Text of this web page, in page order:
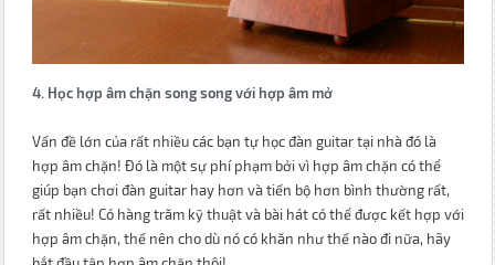
4. Học hợp âm chặn song song với hợp âm mở
Vấn đề lớn của rất nhiều các bạn tự học đàn guitar tại nhà đó là
hợp âm chặn! Đó là một sự phí phạm bởi vì hợp âm chặn có thể
giúp bạn chơi đàn guitar hay hơn và tiến bộ hơn bình thường rất,
rất nhiều! Có hàng trăm kỹ thuật và bài hát có thể được kết hợp với
hợp âm chặn, thế nên cho dù nó có khăn như thế nào đi nữa, hãy